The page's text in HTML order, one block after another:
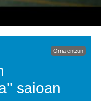
Orria entzun
saioan